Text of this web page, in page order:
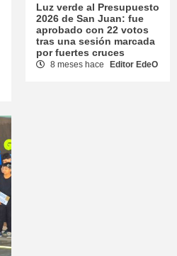
Luz verde al Presupuesto
2026 de San Juan: fue
aprobado con 22 votos
tras una sesión marcada
por fuertes cruces
8 meses hace Editor EdeO